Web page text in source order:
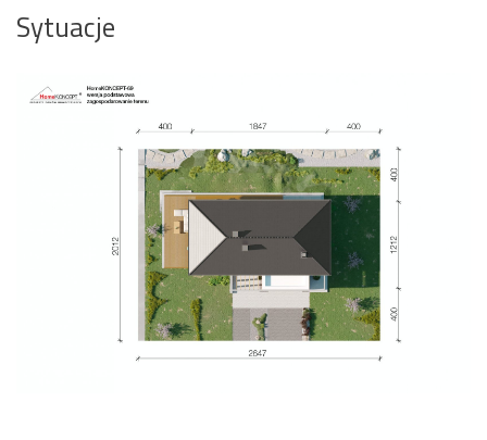
Sytuacje